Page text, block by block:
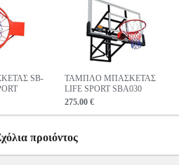
SB-
ΤΑΜΠΛΟ ΜΠΑΣΚΕΤΑΣ
LIFE SPORT SBA030
275.00 €
προιόντος